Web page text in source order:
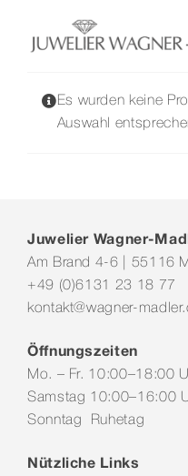
springen
Wellendorff
Service & Leistungen
Es wurden keine
Auswahl
Juwelier Wagner-
Am Brand 4-6 | 55116
+49 (0)6131 23 18 77
kontakt@wagner-
Öffnungszeiten
Mo. – Fr. 10:00–18:00
Samstag 10:00–16:00
Sonntag Ruhetag
Nützliche Links